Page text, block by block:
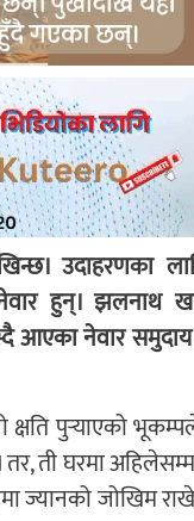
उदाहरणका
हुन्। झलनाथ
आएका नेवार
पुर्‍याएको
ती घरमा
ज्यानको जोखिम